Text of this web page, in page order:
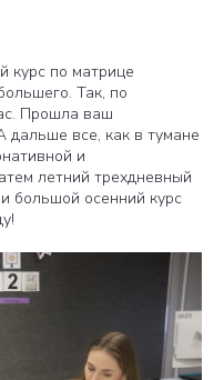
курс по матрице
Так, по
Прошла ваш
дальше все, как в тумане
и
летний трехдневный
большой осенний курс